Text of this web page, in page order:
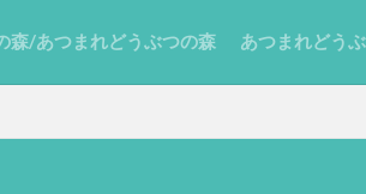
森/あつまれどうぶつの森 あつまれどう